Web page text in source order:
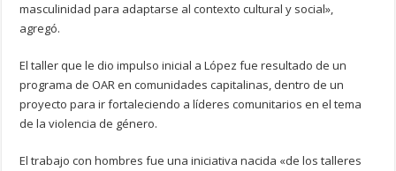
masculinidad para adaptarse al contexto cultural y social»,
agregó.
El taller que le dio impulso inicial a López fue resultado de un
programa de OAR en comunidades capitalinas, dentro de un
proyecto para ir fortaleciendo a líderes comunitarios en el tema
de la violencia de género.
El trabajo con hombres fue una iniciativa nacida «de los talleres